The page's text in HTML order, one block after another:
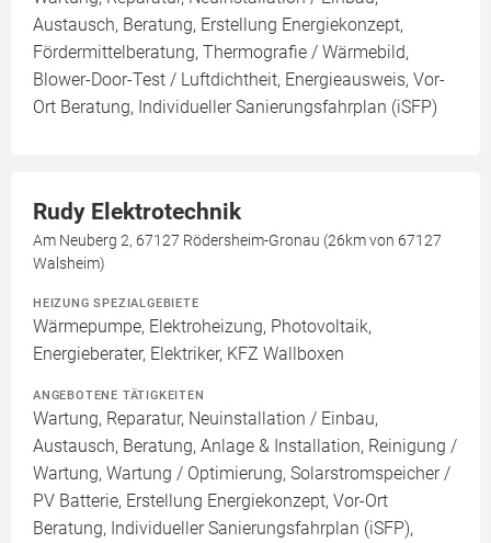
Austausch, Beratung, Erstellung Energiekonzept,
Fördermittelberatung, Thermografie / Wärmebild,
Blower-Door-Test / Luftdichtheit, Energieausweis, Vor-
Ort Beratung, Individueller Sanierungsfahrplan (iSFP)
Rudy Elektrotechnik
Am Neuberg 2, 67127 Rödersheim-Gronau (26km von 67127
Walsheim)
HEIZUNG SPEZIALGEBIETE
Wärmepumpe, Elektroheizung, Photovoltaik,
Energieberater, Elektriker, KFZ Wallboxen
ANGEBOTENE TÄTIGKEITEN
Wartung, Reparatur, Neuinstallation / Einbau,
Austausch, Beratung, Anlage & Installation, Reinigung /
Wartung, Wartung / Optimierung, Solarstromspeicher /
PV Batterie, Erstellung Energiekonzept, Vor-Ort
Beratung, Individueller Sanierungsfahrplan (iSFP),